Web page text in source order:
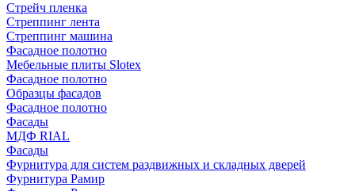
Стрейч пленка
Стреппинг лента
Стреппинг машина
Фасадное полотно
Мебельные плиты Slotex
Фасадное полотно
Образцы фасадов
Фасадное полотно
Фасады
МДФ RIAL
Фасады
Фурнитура для систем раздвижных и складных дверей
Фурнитура Рамир